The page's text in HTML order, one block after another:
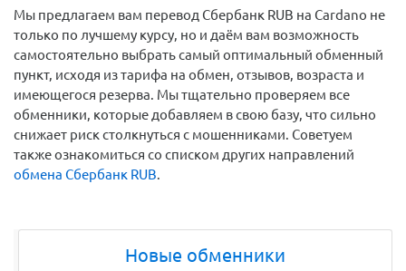
Мы предлагаем вам перевод Сбербанк RUB на Cardano не
только по лучшему курсу, но и даём вам возможность
самостоятельно выбрать самый оптимальный обменный
пункт, исходя из тарифа на обмен, отзывов, возраста и
имеющегося резерва. Мы тщательно проверяем все
обменники, которые добавляем в свою базу, что сильно
снижает риск столкнуться с мошенниками. Советуем
также ознакомиться со списком других направлений
обмена Сбербанк RUB.
Новые обменники